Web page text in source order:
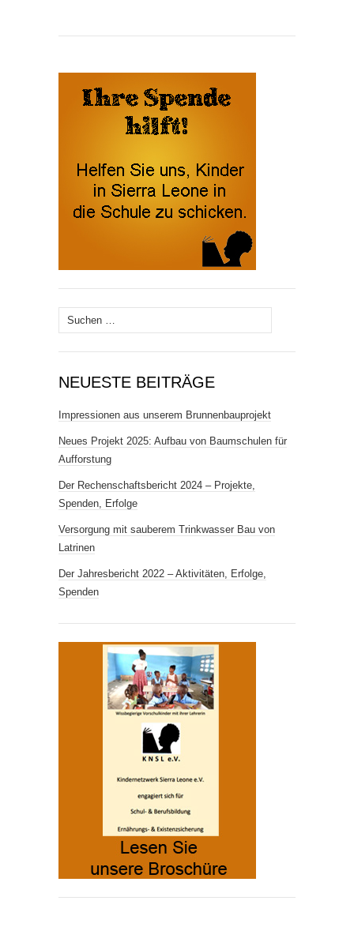
Suchen
nach:
NEUESTE BEITRÄGE
Impressionen aus unserem Brunnenbauprojekt
Neues Projekt 2025: Aufbau von Baumschulen für
Aufforstung
Der Rechenschaftsbericht 2024 – Projekte,
Spenden, Erfolge
Versorgung mit sauberem Trink­wasser Bau von
Latrinen
Der Jahresbericht 2022 – Aktivitäten, Erfolge,
Spenden